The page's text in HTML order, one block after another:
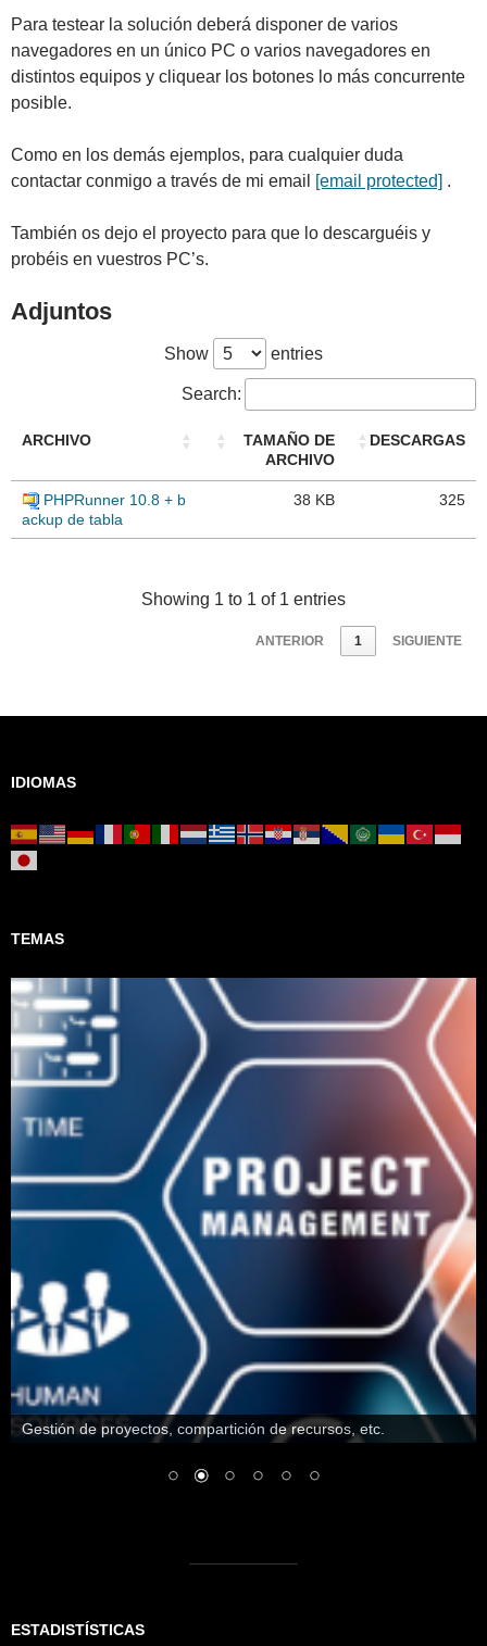
Para testear la solución deberá disponer de varios
navegadores en un único PC o varios navegadores en
distintos equipos y cliquear los botones lo más concurrente
posible.
Como en los demás ejemplos, para cualquier duda
contactar conmigo a través de mi email
[email protected] .
También os dejo el proyecto para que lo descarguéis y
probéis en vuestros PC’s.
Adjuntos
Show entries
Search:
ARCHIVO
TAMAÑO DE
ARCHIVO
DESCARGAS
PHPRunner 10.8 + b
ackup de tabla
38 KB 325
Showing 1 to 1 of 1 entries
ANTERIOR 1 SIGUIENTE
IDIOMAS
TEMAS
Gestión de proyectos, compartición de recursos, etc.
ESTADISTÍSTICAS